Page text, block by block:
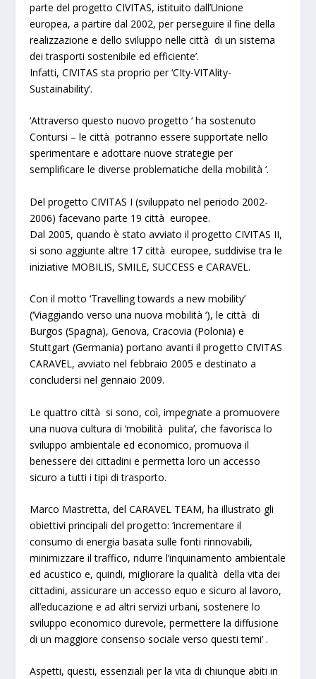
parte del progetto CIVITAS, istituito dall’Unione
europea, a partire dal 2002, per perseguire il fine della
realizzazione e dello sviluppo nelle città di un sistema
dei trasporti sostenibile ed efficiente’.
Infatti, CIVITAS sta proprio per ‘CIty-VITAlity-
Sustainability’.
‘Attraverso questo nuovo progetto‘ ha sostenuto
Contursi –le città potranno essere supportate nello
sperimentare e adottare nuove strategie per
semplificare le diverse problematiche della mobilità ‘.
Del progetto CIVITAS I (sviluppato nel periodo 2002-
2006) facevano parte 19 città europee.
Dal 2005, quando è stato avviato il progetto CIVITAS II,
si sono aggiunte altre 17 città europee, suddivise tra le
iniziative MOBILIS, SMILE, SUCCESS e CARAVEL.
Con il motto ‘Travelling towards a new mobility’
(‘Viaggiando verso una nuova mobilità ‘), le città di
Burgos (Spagna), Genova, Cracovia (Polonia) e
Stuttgart (Germania) portano avanti il progetto CIVITAS
CARAVEL, avviato nel febbraio 2005 e destinato a
concludersi nel gennaio 2009.
Le quattro città si sono, coì, impegnate a promuovere
una nuova cultura di ‘mobilità pulita’, che favorisca lo
sviluppo ambientale ed economico, promuova il
benessere dei cittadini e permetta loro un accesso
sicuro a tutti i tipi di trasporto.
Marco Mastretta, del CARAVEL TEAM, ha illustrato gli
obiettivi principali del progetto:‘incrementare il
consumo di energia basata sulle fonti rinnovabili,
minimizzare il traffico, ridurre l’inquinamento ambientale
ed acustico e, quindi, migliorare la qualità della vita dei
cittadini, assicurare un accesso equo e sicuro al lavoro,
all’educazione e ad altri servizi urbani, sostenere lo
sviluppo economico durevole, permettere la diffusione
di un maggiore consenso sociale verso questi temi’.
Aspetti, questi, essenziali per la vita di chiunque abiti in